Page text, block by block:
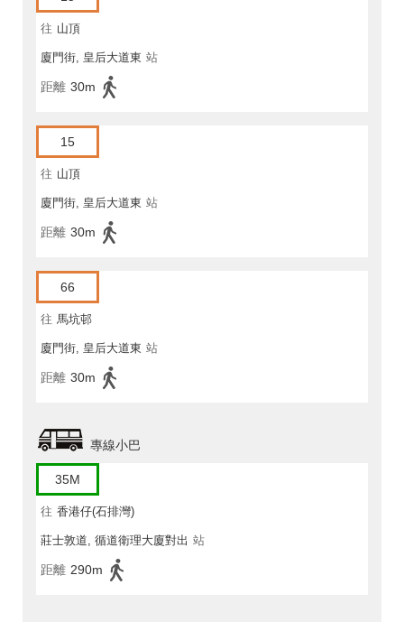
往 山頂
廈門街, 皇后大道東 站
距離 30m
15
往 山頂
廈門街, 皇后大道東 站
距離 30m
66
往 馬坑邨
廈門街, 皇后大道東 站
距離 30m
專線小巴
35M
往 香港仔(石排灣)
莊士敦道, 循道衛理大廈對出 站
距離 290m